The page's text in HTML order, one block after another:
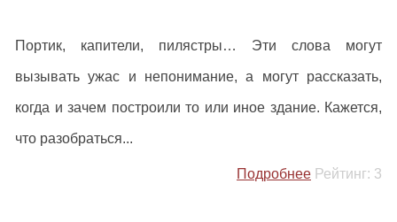
Портик, капители, пилястры… Эти слова могут
вызывать ужас и непонимание, а могут рассказать,
когда и зачем построили то или иное здание. Кажется,
что разобраться...
Подробнее Рейтинг: 3